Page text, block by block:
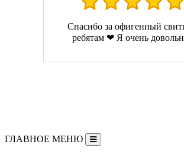
Спасибо за офигенный
ребятам ❤ Я очень
ГЛАВНОЕ МЕНЮ